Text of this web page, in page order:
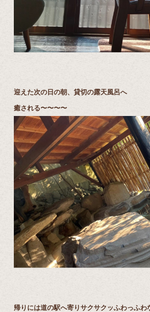
迎えた次の日の朝、貸切の露天風呂へ
癒される〜〜〜〜
帰りには道の駅へ寄りサクサクッふわっふわ